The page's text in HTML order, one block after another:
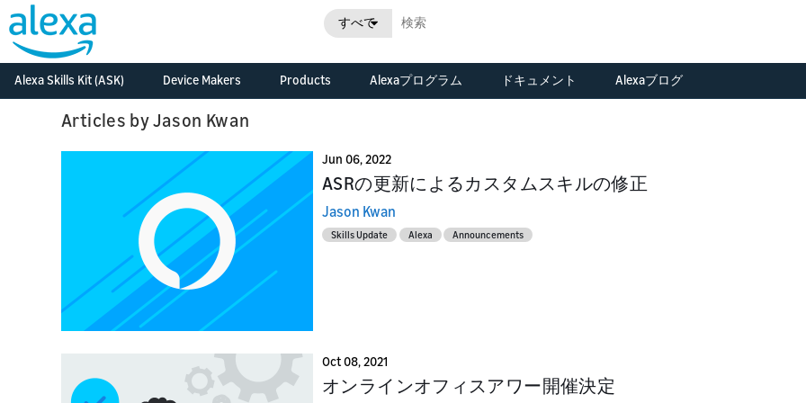
すべて
Alexa Skills Kit (ASK)
Release Updates
Device Makers
Develop Alexa built-in
Voice Service
Overview
Integrate Alexa
Learn
Discover AVS
features, solutions,
and resources
kits, and solution
Connected Devices
Connect your smart
devices to Alexa
Overview
Create a smarter
home with Alexa
Learn
Build with the Smart
Products
Alexa Smart Home
Alexa Gadgets Toolkit
Alexa Gadgets
Alexa Auto SDK
Alexaプログラム
ご応募
皆様のお話をお聞か
Alexaファンドのポー
トフォリオカンパニ
ドキュメント
コネクテッドデバイ
ス関連ドキュメント
Alexaブログ
Articles by Jason Kwan
Jun 06, 2022
ASRの更新によるカスタムスキルの修正
Jason Kwan
Skills Update Alexa Announcements
Oct 08, 2021
オンラインオフィスアワー開催決定